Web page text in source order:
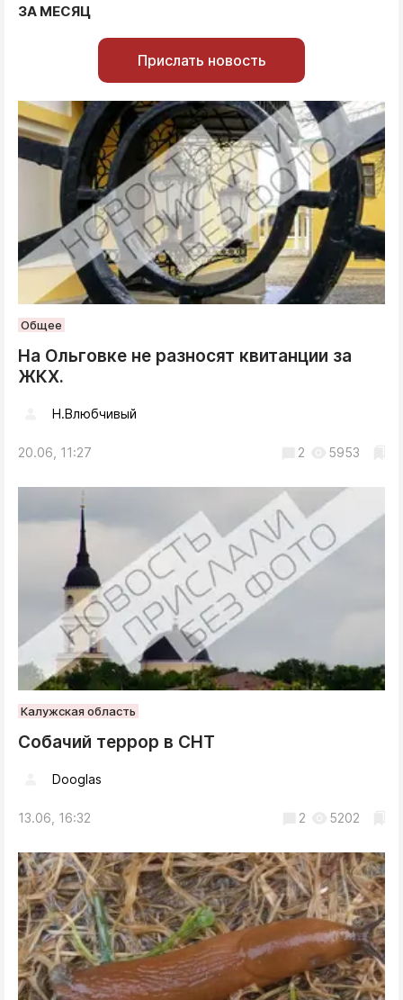
ЗА МЕСЯЦ
Прислать новость
Общее
На Ольговке не разносят квитанции за
ЖКХ.
Н.Влюбчивый
20.06, 11:27 2 5953
Калужская область
Собачий террор в СНТ
Dooglas
13.06, 16:32 2 5202